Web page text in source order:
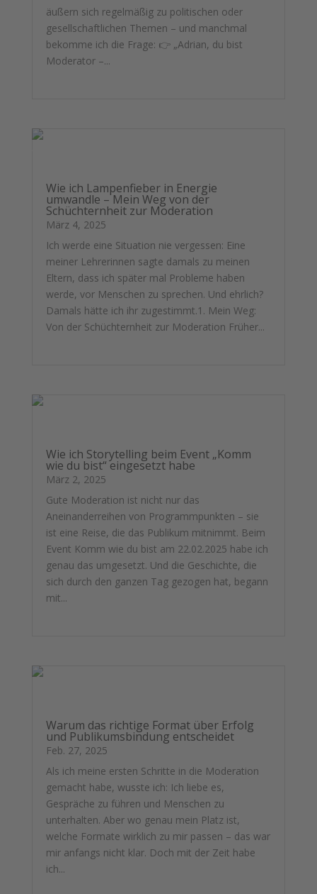
äußern sich regelmäßig zu politischen oder
gesellschaftlichen Themen – und manchmal
bekomme ich die Frage: 👉 „Adrian, du bist
Moderator –...
Wie ich Lampenfieber in Energie
umwandle – Mein Weg von der
Schüchternheit zur Moderation
März 4, 2025
Ich werde eine Situation nie vergessen: Eine
meiner Lehrerinnen sagte damals zu meinen
Eltern, dass ich später mal Probleme haben
werde, vor Menschen zu sprechen. Und ehrlich?
Damals hätte ich ihr zugestimmt.1. Mein Weg:
Von der Schüchternheit zur Moderation Früher...
Wie ich Storytelling beim Event „Komm
wie du bist“ eingesetzt habe
März 2, 2025
Gute Moderation ist nicht nur das
Aneinanderreihen von Programmpunkten – sie
ist eine Reise, die das Publikum mitnimmt. Beim
Event Komm wie du bist am 22.02.2025 habe ich
genau das umgesetzt. Und die Geschichte, die
sich durch den ganzen Tag gezogen hat, begann
mit...
Warum das richtige Format über Erfolg
und Publikumsbindung entscheidet
Feb. 27, 2025
Als ich meine ersten Schritte in die Moderation
gemacht habe, wusste ich: Ich liebe es,
Gespräche zu führen und Menschen zu
unterhalten. Aber wo genau mein Platz ist,
welche Formate wirklich zu mir passen – das war
mir anfangs nicht klar. Doch mit der Zeit habe
ich...